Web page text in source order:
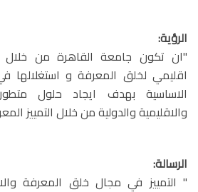
الرؤية:
"ان تكون جامعة القاهرة من خلال
اقليمي لخلق المعرفة و استغلالها في
الاساسية بهدف ايجاد حلول
والاقليمية والدولية من خلال التمييز
الرسالة:
" التمييز في مجال خلق المعرفة